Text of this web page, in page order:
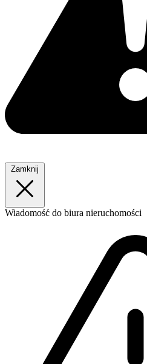
Zamknij
Wiadomość do biura nieruchomości